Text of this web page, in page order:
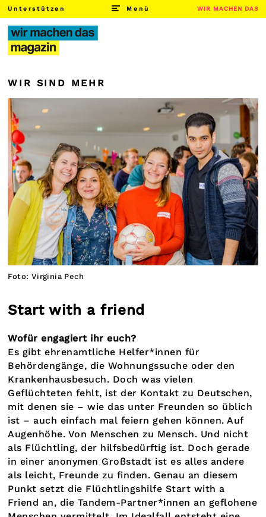
Unterstützen Menü WIR MACHEN DAS
WIR SIND MEHR
Foto: Virginia Pech
Start with a friend
Wofür engagiert ihr euch?
Es gibt ehrenamtliche Helfer*innen für
Behördengänge, die Wohnungssuche oder den
Krankenhausbesuch. Doch was vielen
Geflüchteten fehlt, ist der Kontakt zu Deutschen,
mit denen sie – wie das unter Freunden so üblich
ist – auch einfach mal feiern gehen können. Auf
Augenhöhe. Von Menschen zu Mensch. Und nicht
als Flüchtling, der hilfsbedürftig ist. Doch gerade
in einer anonymen Großstadt ist es alles andere
als leicht, Freunde zu finden. Genau an diesem
Punkt setzt die Flüchtlingshilfe Start with a
Friend an, die Tandem-Partner*innen an geflohene